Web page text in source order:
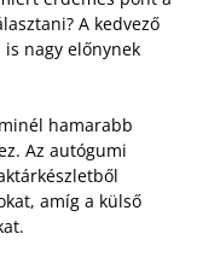
A kedvező
nagy előnynek
hamarabb
Az autógumi
amíg a külső